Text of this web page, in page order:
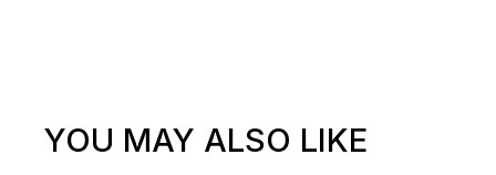
YOU MAY ALSO LIKE